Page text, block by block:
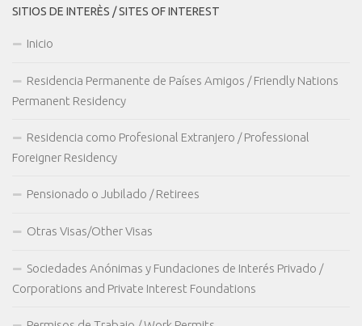
SITIOS DE INTERÈS / SITES OF INTEREST
Inicio
Residencia Permanente de Países Amigos / Friendly Nations
Permanent Residency
Residencia como Profesional Extranjero / Professional
Foreigner Residency
Pensionado o Jubilado / Retirees
Otras Visas/Other Visas
Sociedades Anónimas y Fundaciones de Interés Privado /
Corporations and Private Interest Foundations